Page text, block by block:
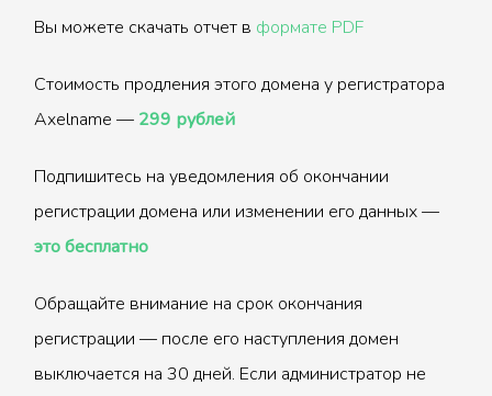
Вы можете скачать отчет в формате PDF
Стоимость продления этого домена у регистратора
Axelname — 299 рублей
Подпишитесь на уведомления об окончании
регистрации домена или изменении его данных —
это бесплатно
Обращайте внимание на срок окончания
регистрации — после его наступления домен
выключается на 30 дней. Если администратор не